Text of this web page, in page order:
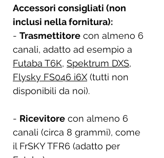
Accessori consigliati (non
inclusi nella fornitura):
- Trasmettitore con almeno 6
canali, adatto ad esempio a
Futaba T6K, Spektrum DXS,
Flysky FS046 i6X (tutti non
disponibili da noi).
- Ricevitore con almeno 6
canali (circa 8 grammi), come
il FrSKY TFR6 (adatto per